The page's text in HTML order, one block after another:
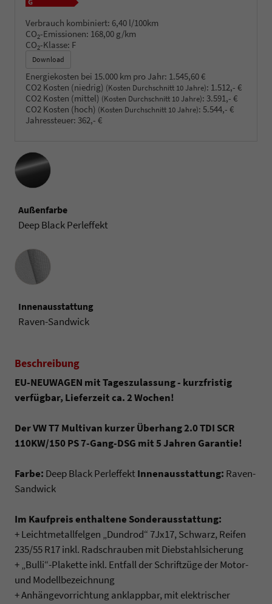
Verbrauch kombiniert: 6,40 l/100km
CO2-Emissionen: 168,00 g/km
CO2-Klasse: F
Download
Energiekosten bei 15.000 km pro Jahr: 1.545,60 €
CO2 Kosten (niedrig) (Kosten Durchschnitt 10 Jahre): 1.512,- €
CO2 Kosten (mittel) (Kosten Durchschnitt 10 Jahre): 3.591,- €
CO2 Kosten (hoch) (Kosten Durchschnitt 10 Jahre): 5.544,- €
Jahressteuer: 362,- €
Außenfarbe
Deep Black Perleffekt
Innenausstattung
Innenausstattung
Raven-Sandwick
Beschreibung
EU-NEUWAGEN mit Tageszulassung - kurzfristig
verfügbar, Lieferzeit ca. 2 Wochen!
Der VW T7 Multivan kurzer Überhang 2.0 TDI SCR
110KW/150 PS 7-Gang-DSG mit 5 Jahren Garantie!
Farbe: Deep Black PerleffektInnenausstattung: Raven-
Sandwick
Im Kaufpreis enthaltene Sonderausstattung:
+ Leichtmetallfelgen „Dundrod“ 7Jx17, Schwarz, Reifen
235/55 R17 inkl. Radschrauben mit Diebstahlsicherung
+ „Bulli“-Plakette inkl. Entfall der Schriftzüge der Motor-
und Modellbezeichnung
+ Anhängevorrichtung anklappbar, mit elektrischer